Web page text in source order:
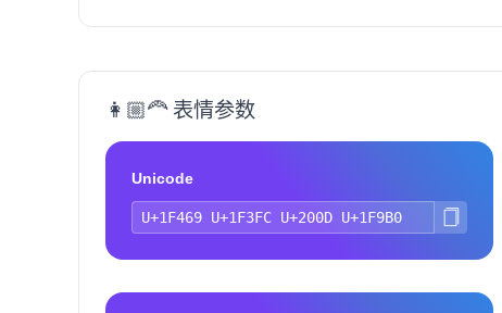
👩🏼‍🦰 表情参数
Unicode